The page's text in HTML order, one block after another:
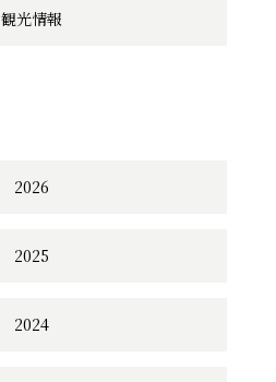
観光情報
2026
2025
2024